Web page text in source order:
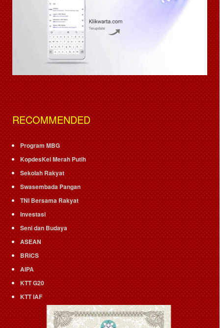
RECOMMENDED
Program MBG
KopdesKel Merah Putih
Sekolah Rakyat
Swasembada Pangan
TNI Bersama Rakyat
Investasi
Seni dan Budaya
ASEAN
BRICS
AIPA
KTT G20
KTT IAF